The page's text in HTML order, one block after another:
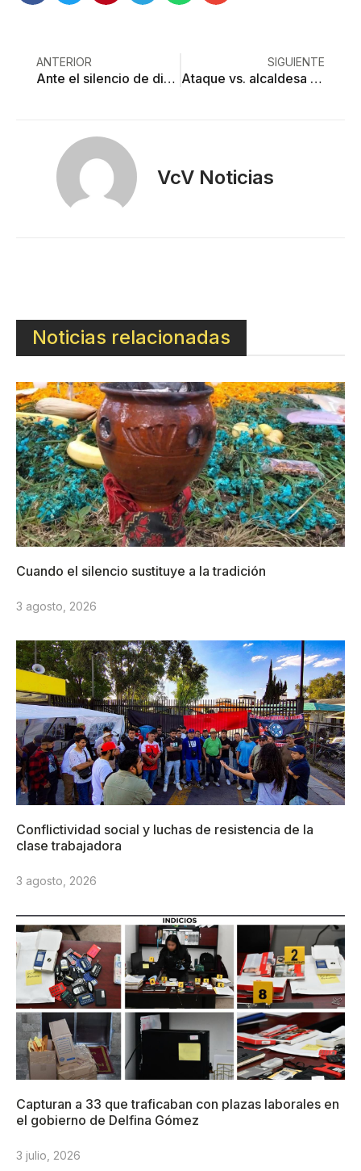
ANTERIOR
Ante el silencio de directivos en Artes Escénicas; Rectoría les resuelve el problema
SIGUIENTE
Ataque vs. alcaldesa de Pilcaya deja dos muertos y dos heridos; ella salva la vida
VcV Noticias
Noticias relacionadas
Cuando el silencio sustituye a la tradición
3 agosto, 2026
Conflictividad social y luchas de resistencia de la
clase trabajadora
3 agosto, 2026
Capturan a 33 que traficaban con plazas laborales en
el gobierno de Delfina Gómez
3 julio, 2026